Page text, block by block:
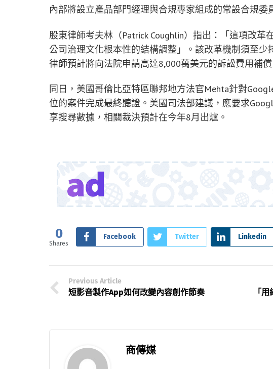
內部將設立產品部門經理與合規專家組成的常設合規委
股東律師考夫林（Patrick Coughlin）指出：「這項改
公司治理文化根本性的結構調整」。該改革機制須至
律師預計將向法院申請高達8,000萬美元的訴訟費用補償
同日，美國哥倫比亞特區聯邦地方法官Mehta針對
位的案件完成最終聽證。美國司法部建議，應要求
享搜尋數據，相關裁決預計在今年8月出爐。
0
Shares
Facebook Twitter Linkedin
Previous Article
短影音製作App如何改變內容創作節奏
「
商傳媒